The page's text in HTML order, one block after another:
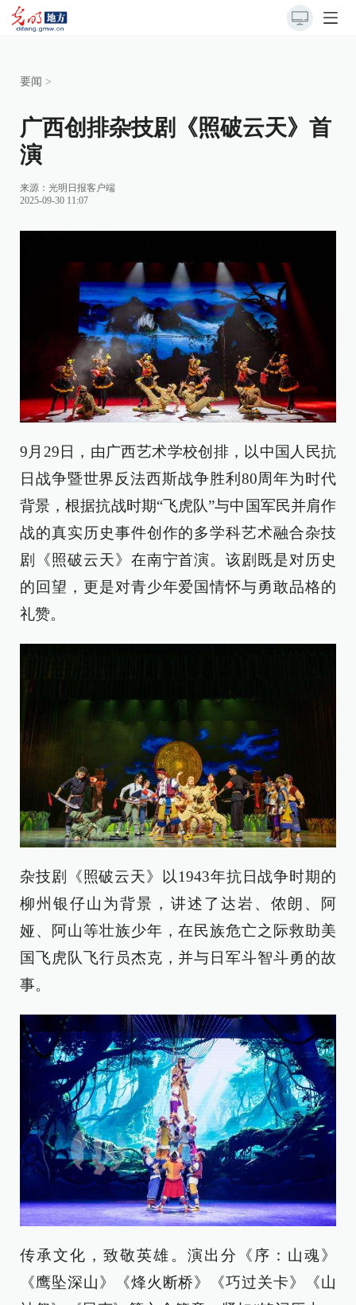
要闻 >
广西创排杂技剧《照破云天》首
演
来源： 光明日报客户端
2025-09-30 11:07
9月29日，由广西艺术学校创排，以中国人民抗
日战争暨世界反法西斯战争胜利80周年为时代
背景，根据抗战时期“飞虎队”与中国军民并肩作
战的真实历史事件创作的多学科艺术融合杂技
剧《照破云天》在南宁首演。该剧既是对历史
的回望，更是对青少年爱国情怀与勇敢品格的
礼赞。
杂技剧《照破云天》以1943年抗日战争时期的
柳州银仔山为背景，讲述了达岩、侬朗、阿
娅、阿山等壮族少年，在民族危亡之际救助美
国飞虎队飞行员杰克，并与日军斗智斗勇的故
事。
传承文化，致敬英雄。演出分《序：山魂》
《鹰坠深山》《烽火断桥》《巧过关卡》《山